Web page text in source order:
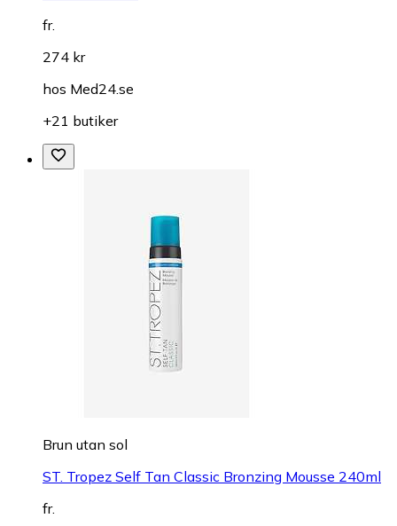
fr.
274 kr
hos Med24.se
+21 butiker
Brun utan sol
ST. Tropez Self Tan Classic Bronzing Mousse 240ml
fr.